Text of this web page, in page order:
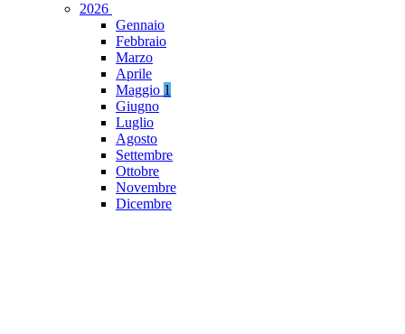
2026
Gennaio
Febbraio
Marzo
Aprile
Maggio 1
Giugno
Luglio
Agosto
Settembre
Ottobre
Novembre
Dicembre